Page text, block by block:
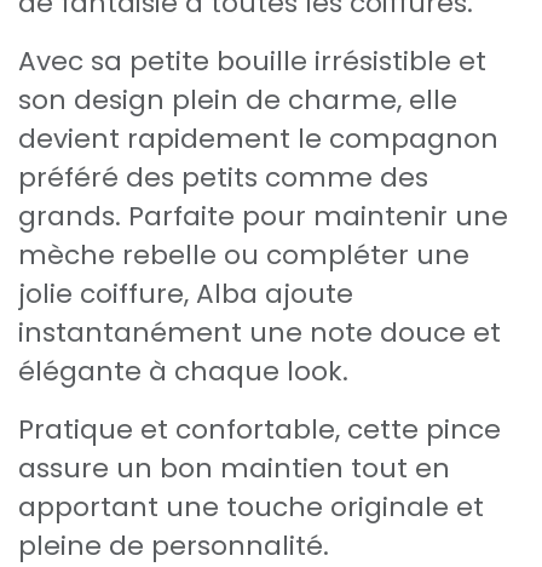
Avec sa petite bouille irrésistible et
son design plein de charme, elle
devient rapidement le compagnon
préféré des petits comme des
grands. Parfaite pour maintenir une
mèche rebelle ou compléter une
jolie coiffure, Alba ajoute
instantanément une note douce et
élégante à chaque look.
Pratique et confortable, cette pince
assure un bon maintien tout en
apportant une touche originale et
pleine de personnalité.